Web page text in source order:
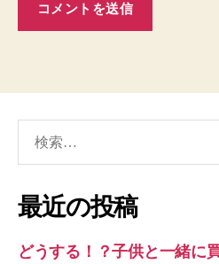
象:
最近の投稿
どうする！？子供と一緒に